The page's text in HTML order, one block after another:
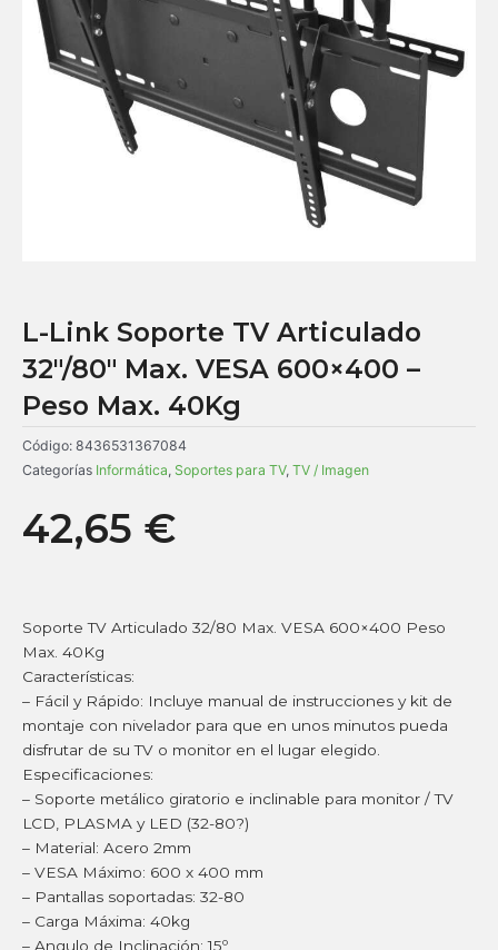
L-Link Soporte TV Articulado
32″/80″ Max. VESA 600×400 –
Peso Max. 40Kg
Código: 8436531367084
Categorías Informática, Soportes para TV, TV / Imagen
42,65 €
Soporte TV Articulado 32/80 Max. VESA 600×400 Peso
Max. 40Kg
Características:
– Fácil y Rápido: Incluye manual de instrucciones y kit de
montaje con nivelador para que en unos minutos pueda
disfrutar de su TV o monitor en el lugar elegido.
Especificaciones:
– Soporte metálico giratorio e inclinable para monitor / TV
LCD, PLASMA y LED (32-80?)
– Material: Acero 2mm
– VESA Máximo: 600 x 400 mm
– Pantallas soportadas: 32-80
– Carga Máxima: 40kg
– Angulo de Inclinación: 15º